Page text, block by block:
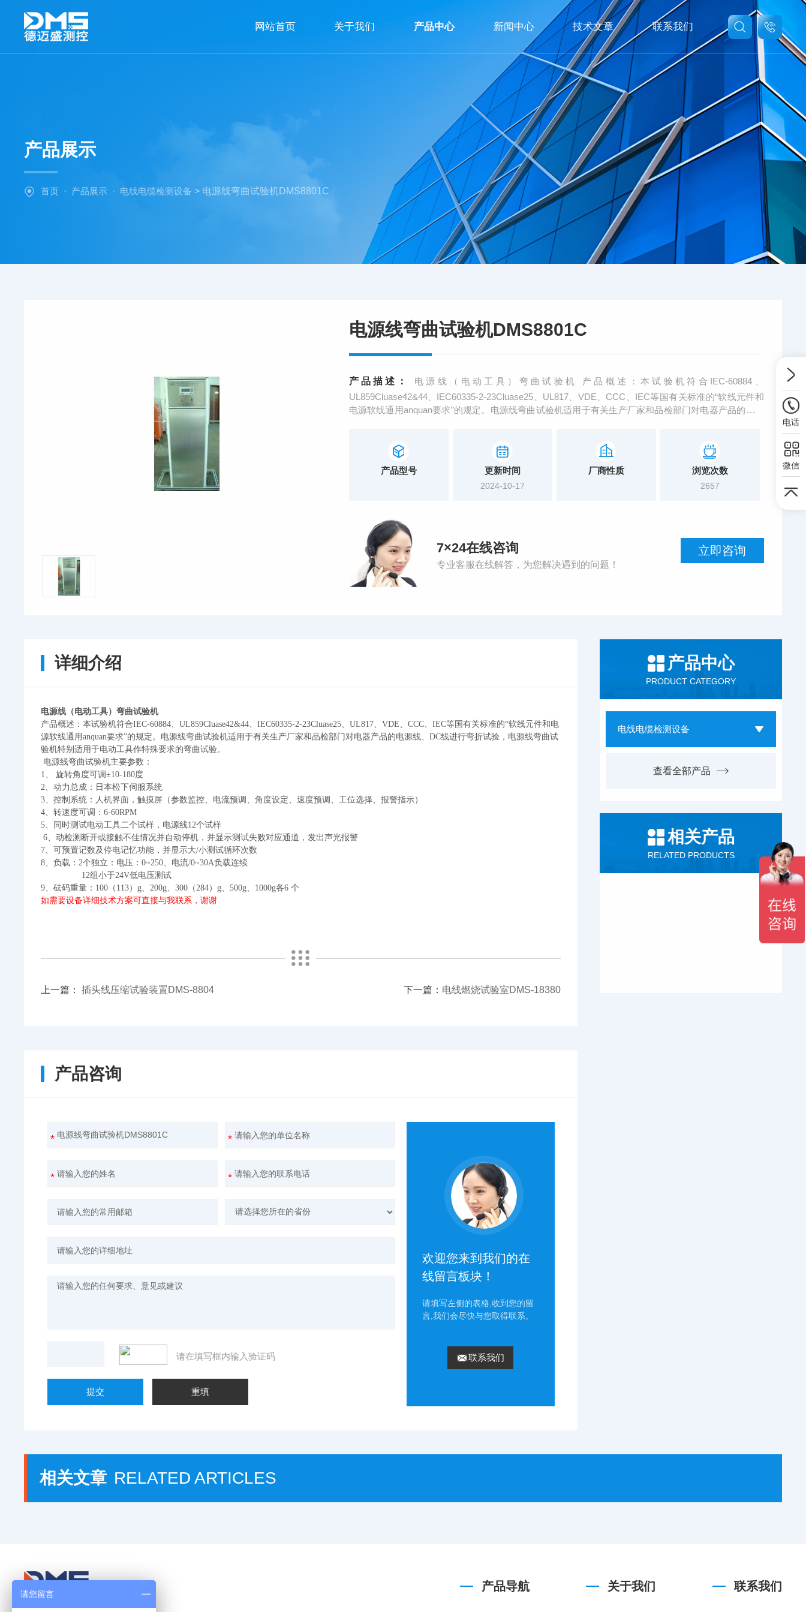
网站首页 关于我们 产品中心 新闻中心 技术文章 联系我们
联系我们
在线留言
产品展示
首页 - 产品展示 - 电线电缆检测设备 > 电源线弯曲试验机DMS8801C
电源线弯曲试验机DMS8801C
产品描述：
电源线（电动工具）弯曲试验机 产品概述：本试验机符合IEC-60884、
UL859Cluase42&44、IEC60335-2-23Cluase25、UL817、VDE、CCC、IEC等国有关标准的“软线元件和
电源软线通用anquan要求”的规定。电源线弯曲试验机适用于有关生产厂家和品检部门对电器产品的电源
产品型号 更新时间
2024-10-17
厂商性质 浏览次数
2657
7×24在线咨询
专业客服在线解答，为您解决遇到的问题！
立即咨询
产品中心
PRODUCT CATEGORY
电线电缆检测设备
查看全部产品
相关产品
RELATED PRODUCTS
详细介绍
电源线（电动工具）弯曲试验机
产品概述：本试验机符合IEC-60884、 UL859Cluase42&44、 IEC60335-2-23Cluase25、 UL817、 VDE、 CCC、 IEC等国有关标准的“软线元件和电
源软线通用anquan要求”的规定。电源线弯曲试验机适用于有关生产厂家和品检部门对电器产品的电源线、 DC线进行弯折试验，电源线弯曲试
验机特别适用于电动工具作特殊要求的弯曲试验。
电源线弯曲试验机主要参数：
1、 旋转角度可调±10-180度
2、动力总成：日本松下伺服系统
3、控制系统：人机界面，触摸屏（参数监控、电流预调、角度设定、速度预调、工位选择、报警指示）
4、转速度可调： 6-60RPM
5、同时测试电动工具二个试样，电源线12个试样
6、动检测断开或接触不佳情况并自动停机，并显示测试失败对应通道，发出声光报警
7、可预置记数及停电记忆功能，并显示大/小测试循环次数
8、负载： 2个独立：电压： 0~250、电流/0~30A负载连续
12组小于24V低电压测试
9、砝码重量： 100（ 113） g、 200g、 300（284） g、 500g、 1000g各6 个
如需要设备详细技术方案可直接与我联系，谢谢
上一篇： 插头线压缩试验装置DMS-8804 下一篇： 电线燃烧试验室DMS-18380
产品咨询
请在填写框内输入验证码
欢迎您来到我们的在
线留言板块！
请填写左侧的表格,收到您的留
言,我们会尽快与您取得联系。
联系我们
相关文章 RELATED ARTICLES
产品导航 关于我们 联系我们
电话
微信
请您留言